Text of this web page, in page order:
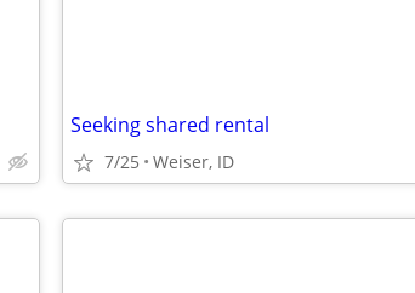
Seeking shared rental
7/25 Weiser, ID